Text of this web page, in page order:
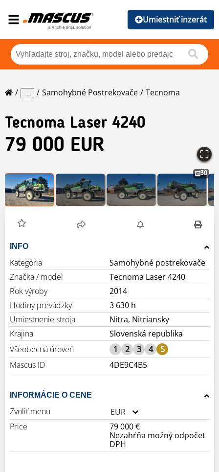
Umiestniť inzerát
... Samohybné Postrekovače Tecnoma
Tecnoma Laser 4240
79 000 EUR
30
INFO
Kategória
Samohybné postrekovače
Značka / model
Tecnoma Laser 4240
Rok výroby
2014
Hodiny prevádzky
3 630 h
Umiestnenie stroja
Nitra, Nitriansky
Krajina
Slovenská republika
Všeobecná úroveň
1 2 3 4
5
Mascus ID
4DE9C4B5
INFORMÁCIE O CENE
Zvoliť menu
EUR
Price
79 000 €
Nezahŕňa možný odpočet
DPH